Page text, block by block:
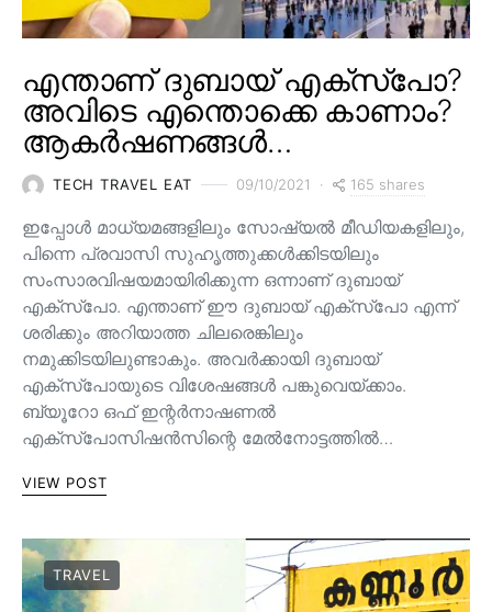
എന്താണ് ദുബായ് എക്സ്പോ?
അവിടെ എന്തൊക്കെ കാണാം?
ആകർഷണങ്ങൾ…
TECH TRAVEL EAT 09/10/2021 165 shares
ഇപ്പോൾ മാധ്യമങ്ങളിലും സോഷ്യൽ മീഡിയകളിലും,
പിന്നെ പ്രവാസി സുഹൃത്തുക്കൾക്കിടയിലും
സംസാരവിഷയമായിരിക്കുന്ന ഒന്നാണ് ദുബായ്
എക്സ്പോ. എന്താണ് ഈ ദുബായ് എക്സ്പോ എന്ന്
ശരിക്കും അറിയാത്ത ചിലരെങ്കിലും
നമുക്കിടയിലുണ്ടാകും. അവർക്കായി ദുബായ്
എക്സ്പോയുടെ വിശേഷങ്ങൾ പങ്കുവെയ്ക്കാം.
ബ്യൂറോ ഒഫ് ഇന്റർനാഷണൽ
എക്സ്പോസിഷൻസിന്റെ മേൽനോട്ടത്തിൽ…
VIEW POST
TRAVEL